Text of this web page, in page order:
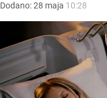
Dodano:28 maja 10:28